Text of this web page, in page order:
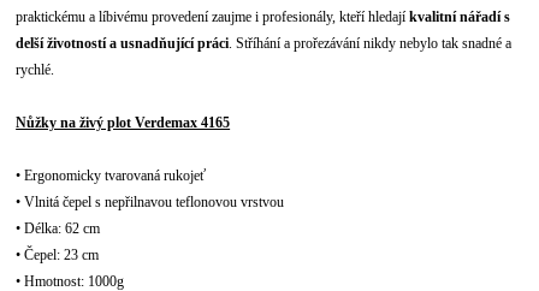
praktickému a líbivému provedení zaujme i profesionály, kteří hledajíkvalitní nářadí s
delší životností a usnadňující práci . Stříhání a prořezávání nikdy nebylo tak snadné a
rychlé.
Nůžky na živý plot Verdemax 4165
• Ergonomicky tvarovaná rukojeť
• Vlnitá čepel s nepřilnavou teflonovou vrstvou
• Délka: 62 cm
• Čepel: 23 cm
• Hmotnost: 1000g